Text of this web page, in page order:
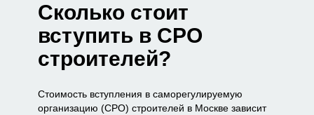
Сколько стоит
вступить в СРО
строителей?
Стоимость вступления в саморегулируемую
организацию (СРО) строителей в Москве зависит